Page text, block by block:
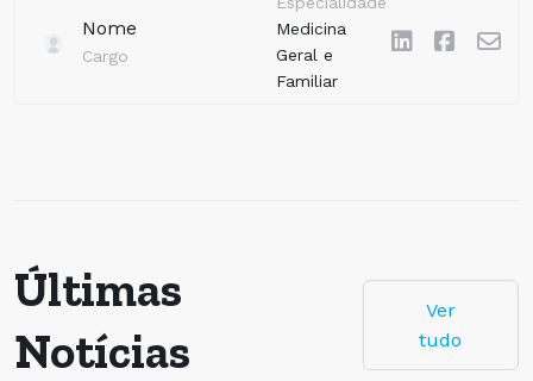
Nome
Cargo
Medicina
Geral e
Familiar
Últimas
Notícias
Ver
tudo